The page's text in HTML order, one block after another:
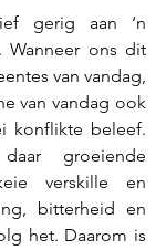
gerig aan ‘n
Wanneer ons dit
van vandag,
van vandag ook
konflikte beleef.
groeiende
verskille en
bitterheid en
het. Daarom is